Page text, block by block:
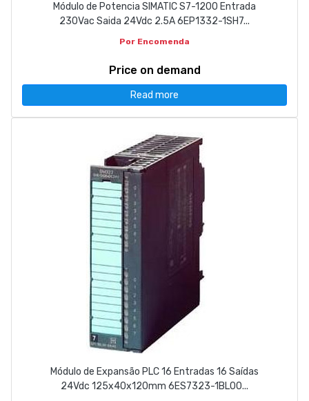
Módulo de Potencia SIMATIC S7-1200 Entrada
230Vac Saida 24Vdc 2.5A 6EP1332-1SH7...
Por Encomenda
Price on demand
Read more
Módulo de Expansão PLC 16 Entradas 16 Saídas
24Vdc 125x40x120mm 6ES7323-1BL00...